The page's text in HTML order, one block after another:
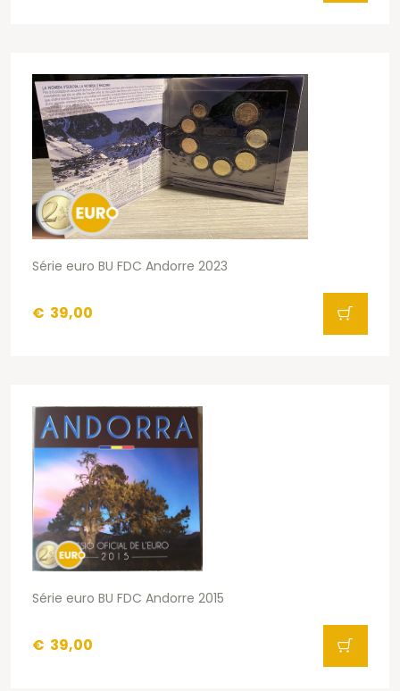
Série euro BU FDC Andorre 2023
€ 39,00
Série euro BU FDC Andorre 2015
€ 39,00